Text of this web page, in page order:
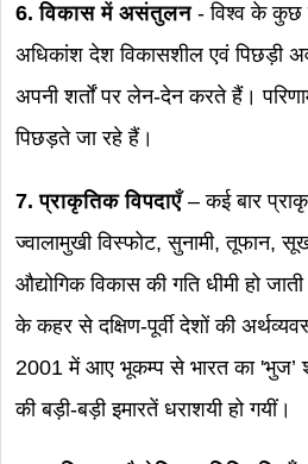
6. विकास में असंतुलन- विश्व के कुछ
अधिकांश देश विकासशील एवं पिछड़ी
अपनी शर्तों पर लेन-देन करते हैं।
पिछड़ते जा रहे हैं।
7. प्राकृतिक विपदाएँ– कई बार
ज्वालामुखी विस्फोट, सुनामी, तूफान,
औद्योगिक विकास की गति धीमी हो
के कहर से दक्षिण-पूर्वी देशों की
2001 में आए भूकम्प से भारत का 'भुज’
की बड़ी-बड़ी इमारतें धराशयी हो गयीं।